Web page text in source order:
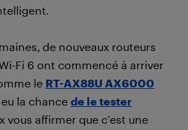
de nouveaux routeurs
Fi 6 ont commencé à arriver
le RT-AX88U AX6000
eu la chance de le tester
vous affirmer que c’est une